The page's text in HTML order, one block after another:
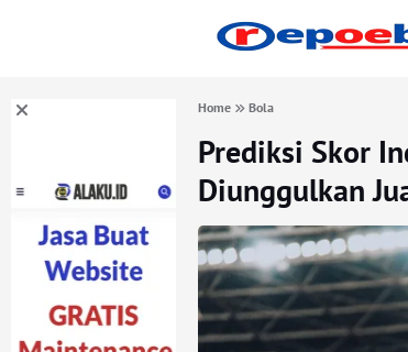
Home Bola
Prediksi Skor
Diunggulkan